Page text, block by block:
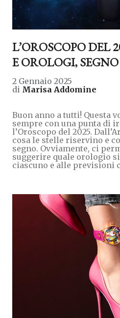
L’OROSCOPO DEL
E OROLOGI,
2 Gennaio 2025
di Marisa Addomine
Buon anno a tutti! Questa
sempre con una punta di
l’Oroscopo del 2025.
cosa le stelle riservino e
segno. Ovviamente, ci
suggerire quale orologio
ciascuno e alle previsioni